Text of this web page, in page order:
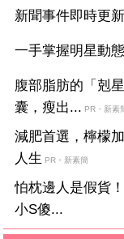
新聞事件即時更
一手掌握明星動
腹部脂肪的「剋
囊，瘦出... PR・新素
減肥首選，檸檬
人生 PR・新素簡
怕枕邊人是假貨
小S傻...